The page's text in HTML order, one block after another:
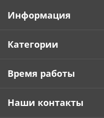
Информация
Категории
Время работы
Наши контакты